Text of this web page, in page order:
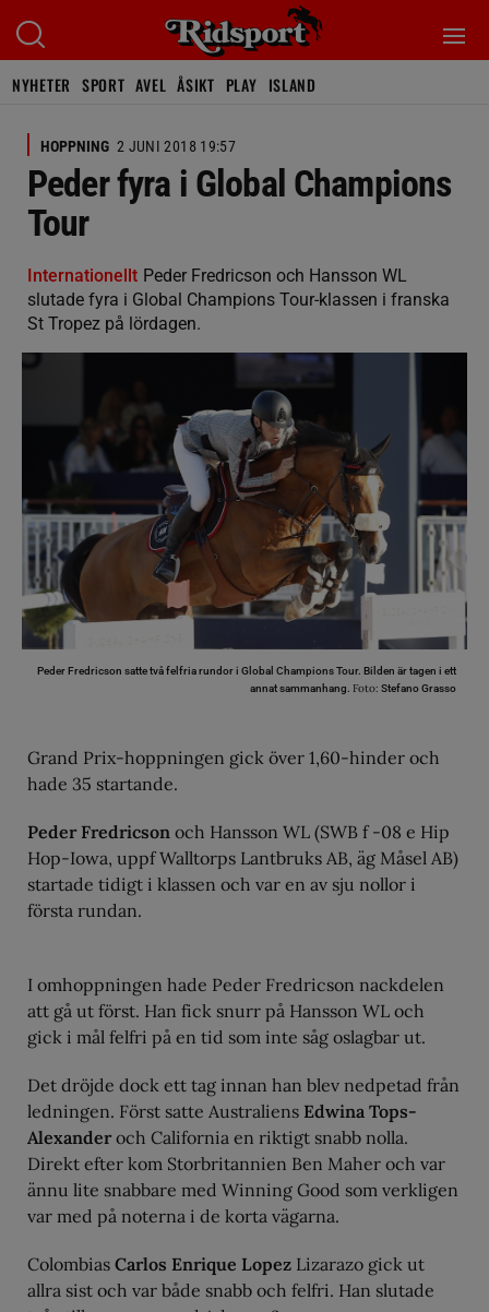
NYHETER SPORT AVEL ÅSIKT PLAY ISLAND
HOPPNING 2 JUNI 2018 19:57
Peder fyra i Global Champions
Tour
Internationellt Peder Fredricson och Hansson WL
slutade fyra i Global Champions Tour-klassen i franska
St Tropez på lördagen.
Peder Fredricson satte två felfria rundor i Global Champions Tour. Bilden är tagen i ett
annat sammanhang. Foto: Stefano Grasso
Grand Prix-hoppningen gick över 1,60-hinder och
hade 35 startande.
Peder Fredricson och Hansson WL (SWB f -08 e Hip
Hop-Iowa, uppf Walltorps Lantbruks AB, äg Måsel AB)
startade tidigt i klassen och var en av sju nollor i
första rundan.
I omhoppningen hade Peder Fredricson nackdelen
att gå ut först. Han fick snurr på Hansson WL och
gick i mål felfri på en tid som inte såg oslagbar ut.
Det dröjde dock ett tag innan han blev nedpetad från
ledningen. Först satte Australiens Edwina Tops-
Alexander och California en riktigt snabb nolla.
Direkt efter kom Storbritannien Ben Maher och var
ännu lite snabbare med Winning Good som verkligen
var med på noterna i de korta vägarna.
Colombias Carlos Enrique Lopez Lizarazo gick ut
allra sist och var både snabb och felfri. Han slutade